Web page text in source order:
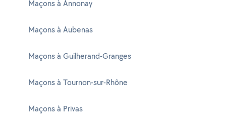
Maçons à Annonay
Maçons à Aubenas
Maçons à Guilherand-Granges
Maçons à Tournon-sur-Rhône
Maçons à Privas